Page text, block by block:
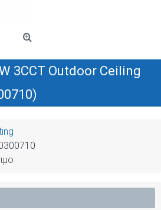
3CCT Outdoor Ceiling